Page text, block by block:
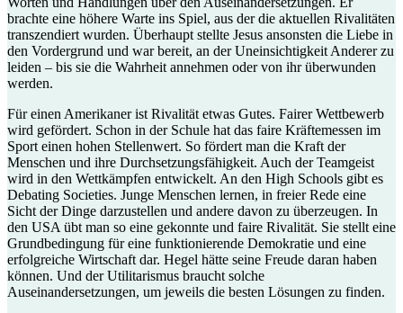
brachte eine höhere Warte ins Spiel, aus der die aktuellen Rivalitäten
transzendiert wurden. Überhaupt stellte Jesus ansonsten die Liebe in
den Vordergrund und war bereit, an der Uneinsichtigkeit Anderer zu
leiden – bis sie die Wahrheit annehmen oder von ihr überwunden
werden.
Für einen Amerikaner ist Rivalität etwas Gutes. Fairer Wettbewerb
wird gefördert. Schon in der Schule hat das faire Kräftemessen im
Sport einen hohen Stellenwert. So fördert man die Kraft der
Menschen und ihre Durchsetzungsfähigkeit. Auch der Teamgeist
wird in den Wettkämpfen entwickelt. An den High Schools gibt es
Debating Societies. Junge Menschen lernen, in freier Rede eine
Sicht der Dinge darzustellen und andere davon zu überzeugen. In
den USA übt man so eine gekonnte und faire Rivalität. Sie stellt eine
Grundbedingung für eine funktionierende Demokratie und eine
erfolgreiche Wirtschaft dar. Hegel hätte seine Freude daran haben
können. Und der Utilitarismus braucht solche
Auseinandersetzungen, um jeweils die besten Lösungen zu finden.